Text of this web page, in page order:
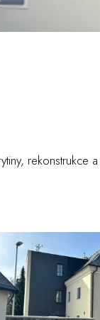
rekonstrukce